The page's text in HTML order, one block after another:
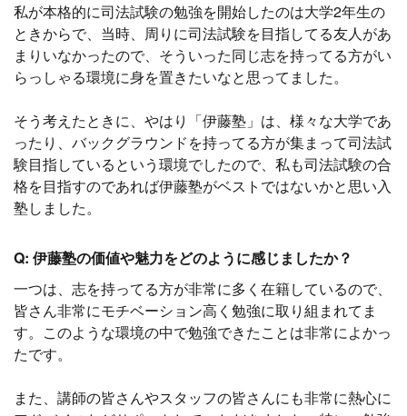
私が本格的に司法試験の勉強を開始したのは大学2年生の
ときからで、当時、周りに司法試験を目指してる友人があ
まりいなかったので、そういった同じ志を持ってる方がい
らっしゃる環境に身を置きたいなと思ってました。
そう考えたときに、やはり「伊藤塾」は、様々な大学であ
ったり、バックグラウンドを持ってる方が集まって司法試
験目指しているという環境でしたので、私も司法試験の合
格を目指すのであれば伊藤塾がベストではないかと思い入
塾しました。
Q: 伊藤塾の価値や魅力をどのように感じましたか？
一つは、志を持ってる方が非常に多く在籍しているので、
皆さん非常にモチベーション高く勉強に取り組まれてま
す。このような環境の中で勉強できたことは非常によかっ
たです。
また、講師の皆さんやスタッフの皆さんにも非常に熱心に